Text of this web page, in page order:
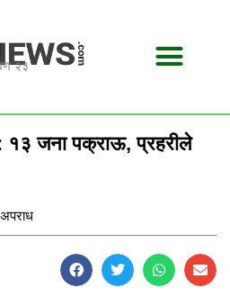
२३
१३ जना पक्राऊ, प्रहरीले
अपराध